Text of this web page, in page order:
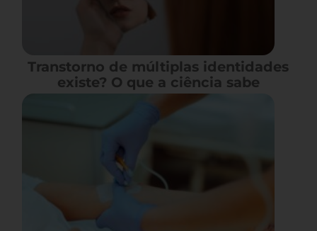
Transtorno de múltiplas identidades
existe? O que a ciência sabe